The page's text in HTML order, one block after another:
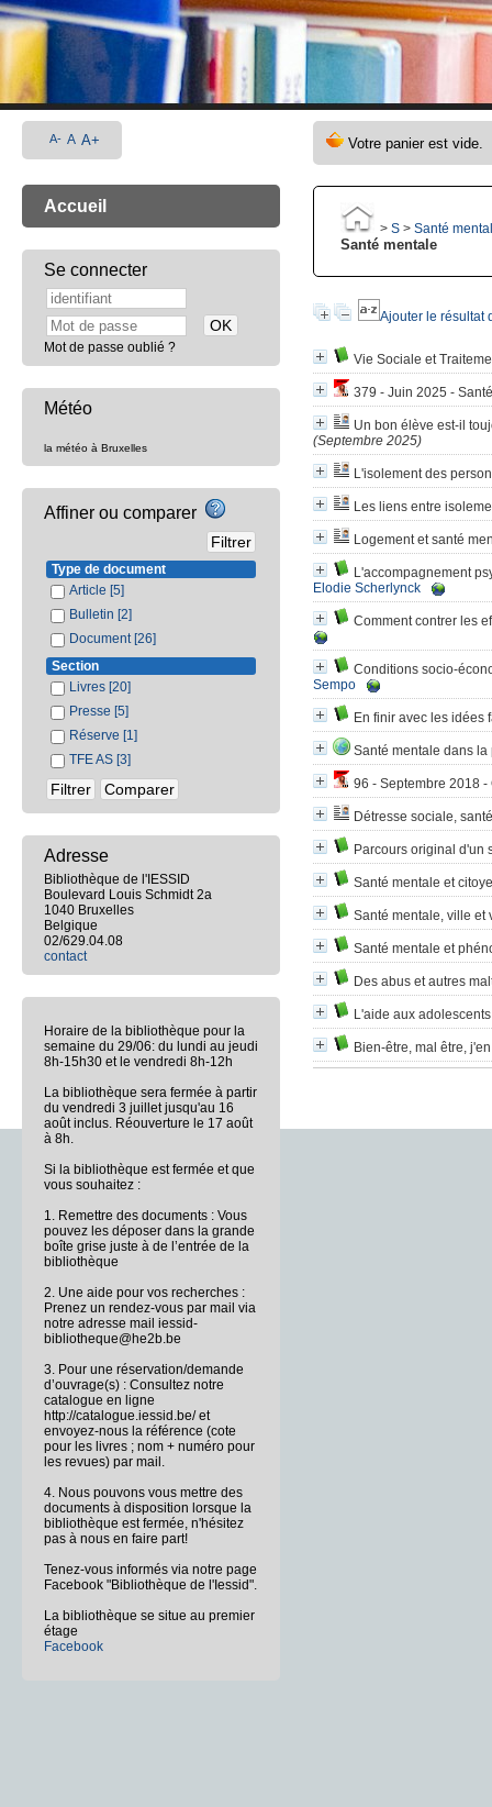
> S > Santé
Santé mentale
Ajouter le résultat
Vie Sociale et
379 - Juin 2025 -
Un bon élève est-il
(Septembre 2025)
L'isolement des
Les liens entre
Logement et santé
L'accompagnement
Elodie Scherlynck
Comment contrer les
Conditions socio-
Sempo
En finir avec les idées
Santé mentale dans
96 - Septembre 2018
Détresse sociale,
Parcours original d'un
Santé mentale et
Santé mentale, ville et
Santé mentale et
Des abus et autres
L'aide aux
Bien-être, mal être,
A- A A+
Accueil
Se connecter
Mot de passe oublié ?
Météo
la météo à Bruxelles
Affiner ou comparer
Type de document
Article [5]
Bulletin [2]
Document [26]
Section
Livres [20]
Presse [5]
Réserve [1]
TFE AS [3]
Adresse
Bibliothèque de l'IESSID
Boulevard Louis Schmidt 2a
1040 Bruxelles
Belgique
02/629.04.08
contact
Horaire de la bibliothèque pour la
semaine du 29/06: du lundi au jeudi
8h-15h30 et le vendredi 8h-12h
La bibliothèque sera fermée à partir
du vendredi 3 juillet jusqu'au 16
août inclus. Réouverture le 17 août
à 8h.
Si la bibliothèque est fermée et que
vous souhaitez :
1. Remettre des documents : Vous
pouvez les déposer dans la grande
boîte grise juste à de l’entrée de la
bibliothèque
2. Une aide pour vos recherches :
Prenez un rendez-vous par mail via
notre adresse mail iessid-
bibliotheque@he2b.be
3. Pour une réservation/demande
d’ouvrage(s) : Consultez notre
catalogue en ligne
http://catalogue.iessid.be/ et
envoyez-nous la référence (cote
pour les livres ; nom + numéro pour
les revues) par mail.
4. Nous pouvons vous mettre des
documents à disposition lorsque la
bibliothèque est fermée, n'hésitez
pas à nous en faire part!
Tenez-vous informés via notre page
Facebook "Bibliothèque de l'Iessid".
La bibliothèque se situe au premier
étage
Facebook